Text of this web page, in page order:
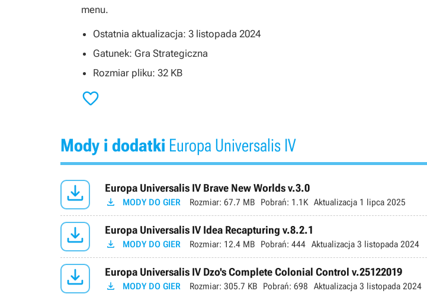
menu.
Ostatnia aktualizacja: 3 listopada 2024
Gatunek: Gra Strategiczna
Rozmiar pliku: 32 KB

Mody i dodatki Europa Universalis IV
 Europa Universalis IV Brave New Worlds v.3.0
 MODY DO GIER Rozmiar: 67.7 MB Pobrań: 1.1K Aktualizacja 1 lipca 2025
 Europa Universalis IV Idea Recapturing v.8.2.1
 MODY DO GIER Rozmiar: 12.4 MB Pobrań: 444 Aktualizacja 3 listopada 2024
 Europa Universalis IV Dzo's Complete Colonial Control v.25122019
 MODY DO GIER Rozmiar: 305.7 KB Pobrań: 698 Aktualizacja 3 listopada 2024